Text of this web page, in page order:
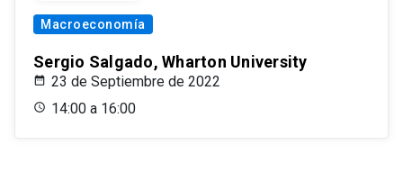
Macroeconomía
Sergio Salgado, Wharton University
23 de Septiembre de 2022
14:00 a 16:00